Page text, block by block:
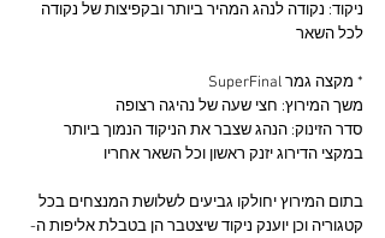
ניקוד: נקודה לנהג המהיר ביותר ובקפיצות של נקודה
לכל השאר
* מקצה גמר SuperFinal
משך המירוץ: חצי שעה של נהיגה רצופה
סדר הזינוק: הנהג שצבר את הניקוד הנמוך ביותר
במקצי הדירוג יזנק ראשון וכל השאר אחריו
בתום המירוץ יחולקו גביעים לשלושת המנצחים בכל
קטגוריה וכן יוענק ניקוד שיצטבר הן בטבלת אליפות ה-